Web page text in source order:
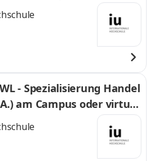
- Spezialisierung Handel
am Campus oder virtuel